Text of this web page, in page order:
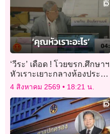
‘วีระ’ เดือด ! โวยขรก.ศึกษาฯ
หัวเราะเยาะกลางห้องประชุ
มกมธ.งบฯ ถาม ‘หัวเราะ
4 สิงหาคม 2569 18:21 น.